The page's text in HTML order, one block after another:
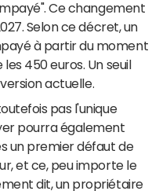
Ce changement
Selon ce décret, un
à partir du moment
450 euros. Un seuil
actuelle.
pas l'unique
pourra également
un premier défaut de
et ce, peu importe le
dit, un propriétaire